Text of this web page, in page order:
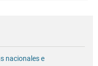
nacionales e